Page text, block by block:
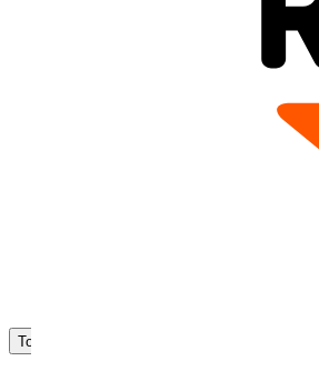
Toggle navigation